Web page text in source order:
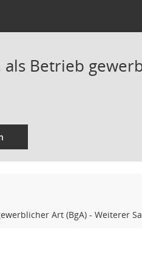
Betrieb
Art (BgA) - Weiterer